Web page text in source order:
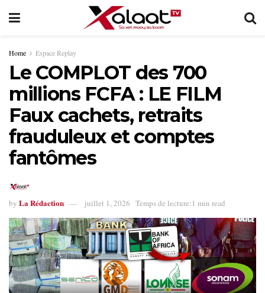
Home Espace Replay
Le COMPLOT des 700
millions FCFA : LE FILM
Faux cachets, retraits
frauduleux et comptes
fantômes
by La Rédaction juillet 1, 2026 Temps de lecture:1 min read